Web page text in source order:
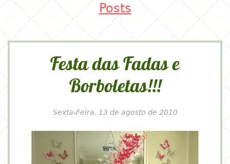
Posts
Festa das Fadas e
Borboletas!!!
Sexta-Feira, 13 de agosto de 2010